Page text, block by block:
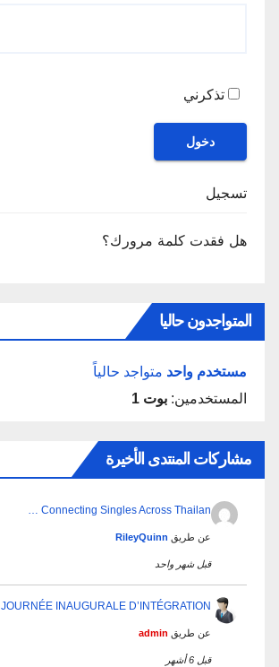
تذكرني
دخول
تسجيل
هل فقدت كلمة مرورك؟
المتواجدون حاليا
مستخدم واحد متواجد حالياً
المستخدمين: بوت 1
مشاركات المنتدى الأخيرة
Connecting Singles Across Thailan …
عن طريق RileyQuinn
قبل شهر واحد
JOURNÉE INAUGURALE D’INTÉGRATION …
عن طريق admin
قبل 6 أشهر